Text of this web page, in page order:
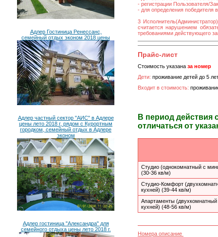
Адлер Гостиница Ренессанс,
семейный отдых эконом 2018 цены
Адлер частный сектор "АИС" в Адлере
цены лето 2018 г, рядом с Курортным
городком, семейный отдых в Адлере
эконом
Адлер гостиница "Александра" для
семейного отдыха цены лето 2018 г.
- регистрации Пользователя/
- для определения победителя
3
считается нарушением
требованиями действующего
Прайс-лист
Стоимость указана за номер
Дети: проживание детей до 5
Входит в стоимость:
В период действия
отличаться от
Студио (однокомнатный с
(30-36 кв/м)
Студио-Комфорт
кухней) (39-44 кв/м)
Апартаменты
кухней) (48-56 кв/м)
Номера описание